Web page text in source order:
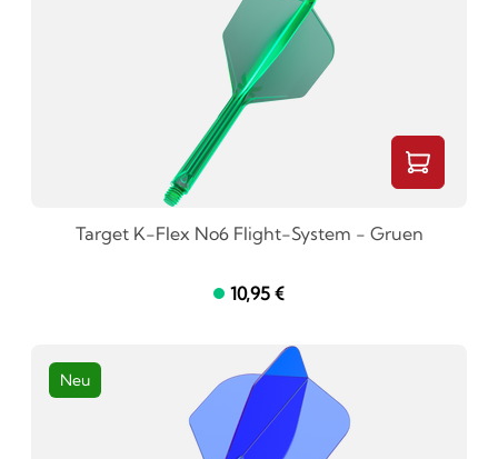
Target K-Flex No6 Flight-System - Gruen
10,95 €
Neu